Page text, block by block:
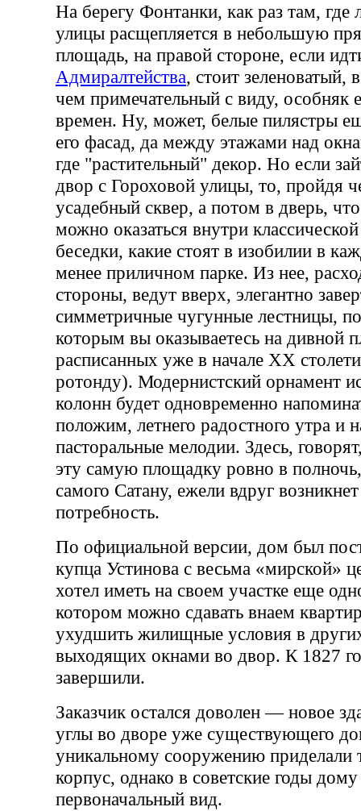
На берегу Фонтанки, как раз там, где
улицы расщепляется в небольшую
площадь, на правой стороне, если
Адмиралтейства, стоит
чем примечательный с виду, особняк
времен. Ну, может, белые пилястры
его фасад, да между этажами над
где "растительный" декор. Но если
двор с Гороховой улицы, то, пройдя
усадебный сквер, а потом в дверь,
можно оказаться внутри
беседки, какие стоят в изобилии в
менее приличном парке. Из нее,
стороны, ведут вверх, элегантно
симметричные чугунные лестницы,
которым вы оказываетесь на дивной
расписанных уже в начале ХХ
ротонду). Модернистский орнамент
колонн будет одновременно
положим, летнего радостного утра и
пасторальные мелодии. Здесь,
эту самую площадку ровно в
самого Сатану, ежели вдруг
потребность.
По официальной версии, дом был
купца Устинова с весьма «мирской»
хотел иметь на своем участке еще
котором можно сдавать внаем
ухудшить жилищные условия в
выходящих окнами во двор. К 1827
завершили.
Заказчик остался доволен — новое
углы во дворе уже существующего
уникальному сооружению приделали
корпус, однако в советские годы
первоначальный вид.